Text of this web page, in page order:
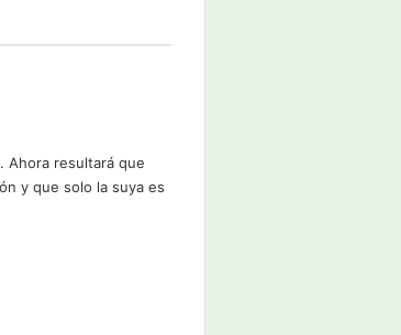
Ahora resultará que
y que solo la suya es